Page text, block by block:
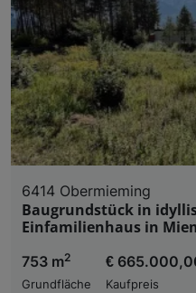
6414 Obermieming
Baugrundstück in
Einfamilienhaus in
753 m2
Grundfläche
€
Kaufpreis